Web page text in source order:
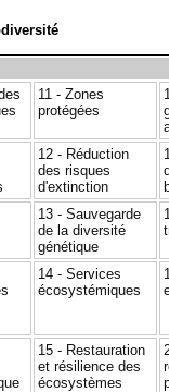
11 - Zones
protégées
12 - Réduction
des risques
d'extinction
13 - Sauvegarde
de la diversité
génétique
14 - Services
écosystémiques
15 - Restauration
et résilience des
écosystèmes